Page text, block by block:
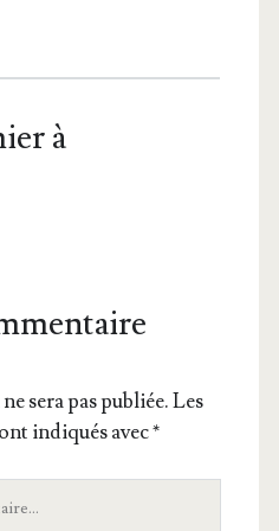
à
sera pas publiée.Les
indiqués avec*